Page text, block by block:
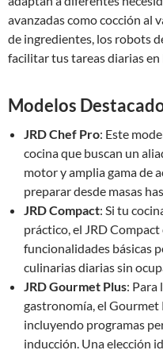
avanzadas como cocción al
de ingredientes, los robots
facilitar tus tareas diarias en
Modelos
JRD Chef Pro: Este
cocina que buscan un
motor y amplia gama de
preparar desde masas
JRD Compact: Si tu
práctico, el JRD
funcionalidades básicas
culinarias diarias sin
JRD Gourmet Plus: Para
gastronomía, el Gourmet
incluyendo programas
inducción. Una elección